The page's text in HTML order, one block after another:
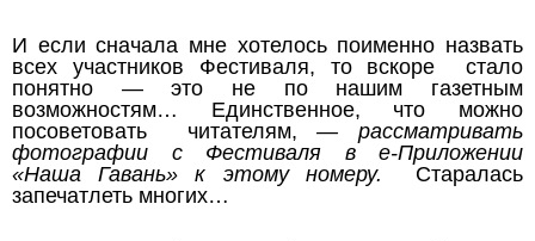
И если сначала мне хотелось поименно назвать
всех участников Фестиваля, то вскоре стало
понятно — это не по нашим газетным
возможностям… Единственное, что можно
посоветовать читателям,— рассматривать
фотографии с Фестиваля в е-Приложении
«Наша Гавань» к этому номеру. Старалась
запечатлеть многих…